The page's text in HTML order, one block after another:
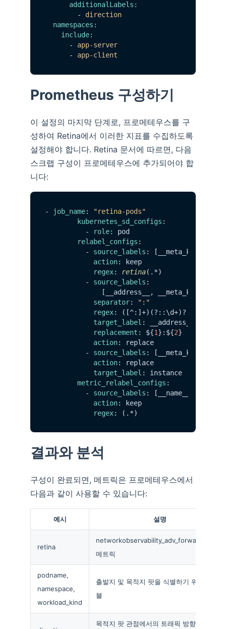
additionalLabels:
-
direction
namespaces:
include:
-
app-server
-
app-client
Prometheus 구성하기
이 설정의 마지막 단계로, 프로메테우스를 구
성하여 Retina에서 이러한 지표를 수집하도록
설정해야 합니다. Retina 문서에 따르면, 다음
스크랩 구성이 프로메테우스에 추가되어야 합
니다:
- job_name:
"retina-pods"
kubernetes_sd_configs :
          -
role: pod
relabel_configs :
          -
source_labels :
action: keep
regex: retina(.*)
          -
source_labels :
[__address__,
separator:
":"
regex: ([^:]+)(?::\d+)?
target_label : __address__
replacement : ${1}:${2}
action: replace
          -
source_labels :
action: replace
target_label : instance
metric_relabel_configs :
          -
source_labels : [__name__]
action: keep
regex
결과와 분석
구성이 완료되면, 메트릭은 프로메테우스에서
다음과 같이 사용할 수 있습니다:
예시 설명
retina
networkobservability_adv_forward_bytes
메트릭
podname,
namespace,
workload_kind
출발지 및 목적지 팟을 식별하기 위한 레이
블
목적지 팟 관점에서의 트래픽 방향을 나타